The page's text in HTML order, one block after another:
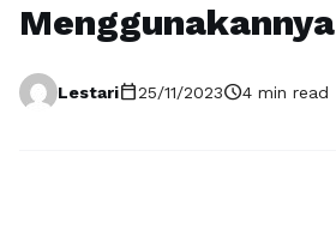
Menggunakannya
Lestaricalendar_today25/11/2023schedule4 min read